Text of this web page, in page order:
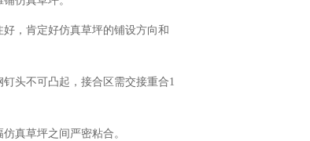
，肯定好仿真草坪的铺设方向和
头不可凸起，接合区需交接重合1
真草坪之间严密粘合。